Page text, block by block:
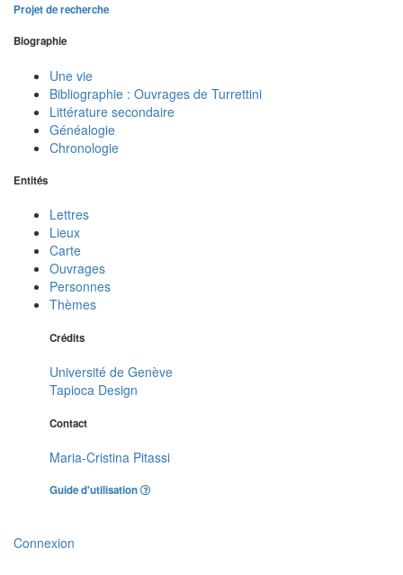
Projet de recherche
Biographie
Une vie
Bibliographie : Ouvrages de Turrettini
Littérature secondaire
Généalogie
Chronologie
Entités
Lettres
Lieux
Carte
Ouvrages
Personnes
Thèmes
Crédits
Université de Genève
Tapioca Design
Contact
Maria-Cristina Pitassi
Guide d'utilisation
Connexion